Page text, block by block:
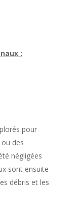
:
pour
des
négligées
sont ensuite
débris et les